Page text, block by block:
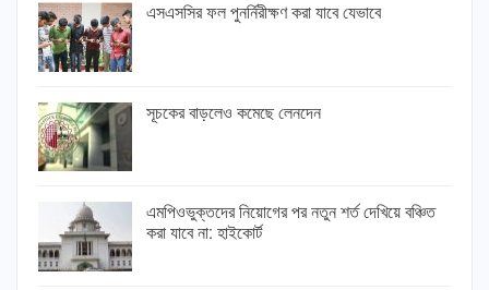
এসএসসির ফল পুনর্নিরীক্ষণ করা যাবে যেভাবে
সূচকের বাড়লেও কমেছে লেনদেন
এমপিওভুক্তদের নিয়োগের পর নতুন শর্ত দেখিয়ে বঞ্চিত
করা যাবে না: হাইকোর্ট